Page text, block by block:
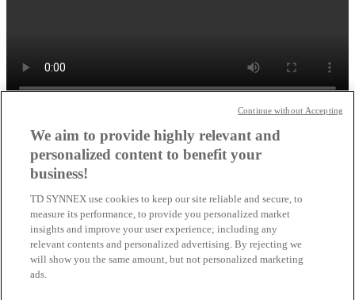
CO2 Offset Services von Lenovo
We aim to provide highly relevant and
personalized content to benefit your
business!
TD SYNNEX use cookies to keep our site reliable and secure, to
measure its performance, to provide you personalized market
insights and improve your user experience; including any
relevant contents and personalized advertising. By rejecting we
will show you the same amount, but not personalized marketing
ads.
Continue without Accepting